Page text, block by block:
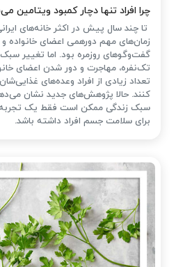
چرا افراد تنها دچار کمبود ویتامین
تا چند سال پیش در اکثر خانه‌های
زمان‌های مهم دورهمی اعضای خانواده و
گفت‌وگوهای روزمره بود. اما تغییر
تک‌نفره، مهاجرت و دور شدن اعضای
تعداد زیادی از افراد وعده‌های
کنند. حالا پژوهش‌های جدید نشان
سبک زندگی ممکن است فقط یک تجربه
برای سلامت جسم افراد داشته باشد.